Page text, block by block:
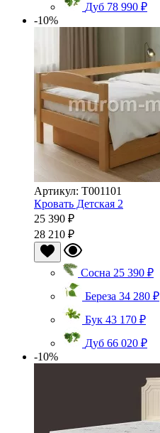
Дуб 78 990 ₽
-10%
Артикул: Т001101
Кровать Детская 2
25 390 ₽
28 210 ₽
Сосна 25 390 ₽
Береза 34 280 ₽
Бук 43 170 ₽
Дуб 66 020 ₽
-10%